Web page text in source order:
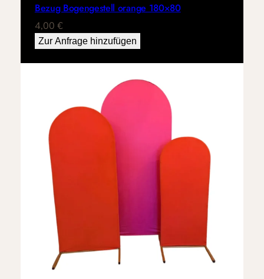
Bezug Bogengestell orange 180×80
4,00 €
Zur Anfrage hinzufügen